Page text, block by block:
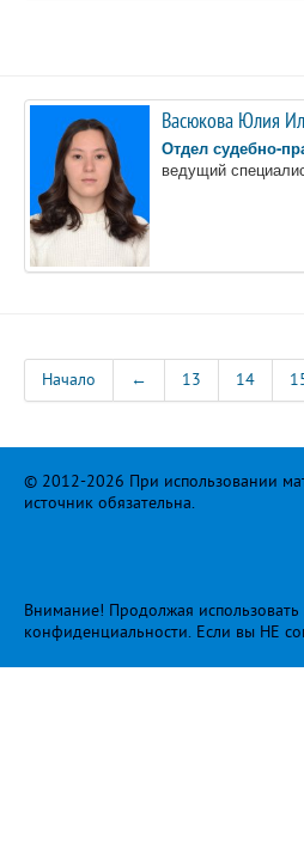
Васюкова Юлия
Отдел судебно-
ведущий
Начало ← 13 14
© 2012-2026 При использовании
источник обязательна.
Внимание! Продолжая
конфиденциальности . Если вы НЕ